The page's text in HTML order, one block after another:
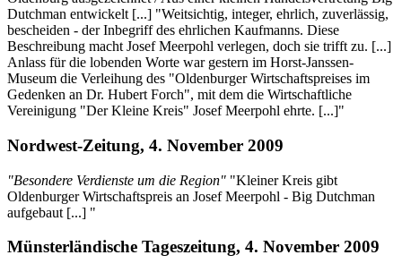
Dutchman entwickelt [...] "Weitsichtig, integer, ehrlich, zuverlässig,
bescheiden - der Inbegriff des ehrlichen Kaufmanns. Diese
Beschreibung macht Josef Meerpohl verlegen, doch sie trifft zu. [...]
Anlass für die lobenden Worte war gestern im Horst-Janssen-
Museum die Verleihung des "Oldenburger Wirtschaftspreises im
Gedenken an Dr. Hubert Forch", mit dem die Wirtschaftliche
Vereinigung "Der Kleine Kreis" Josef Meerpohl ehrte. [...]"
Nordwest-Zeitung, 4. November 2009
"Besondere Verdienste um die Region" "Kleiner Kreis gibt
Oldenburger Wirtschaftspreis an Josef Meerpohl - Big Dutchman
aufgebaut [...] "
Münsterländische Tageszeitung, 4. November 2009